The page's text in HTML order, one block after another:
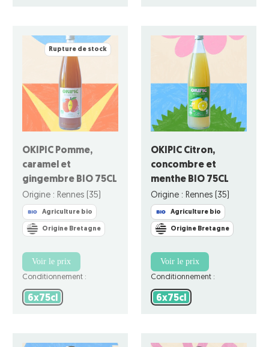
Rupture de stock
OKIPIC Pomme,
caramel et
gingembre BIO 75CL
Origine : Rennes (35)
Agriculture bio
Origine Bretagne
Voir le prix
Conditionnement :
6x75cl
OKIPIC Citron,
concombre et
menthe BIO 75CL
Origine : Rennes (35)
Agriculture bio
Origine Bretagne
Voir le prix
Conditionnement :
6x75cl